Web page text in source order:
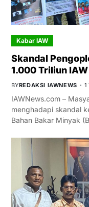
Kabar IAW
Skandal
1.000 Triliun
BYREDAKSI IAWNEWS 1
IAWNews.com –
menghadapi skandal
Bahan Bakar Minyak